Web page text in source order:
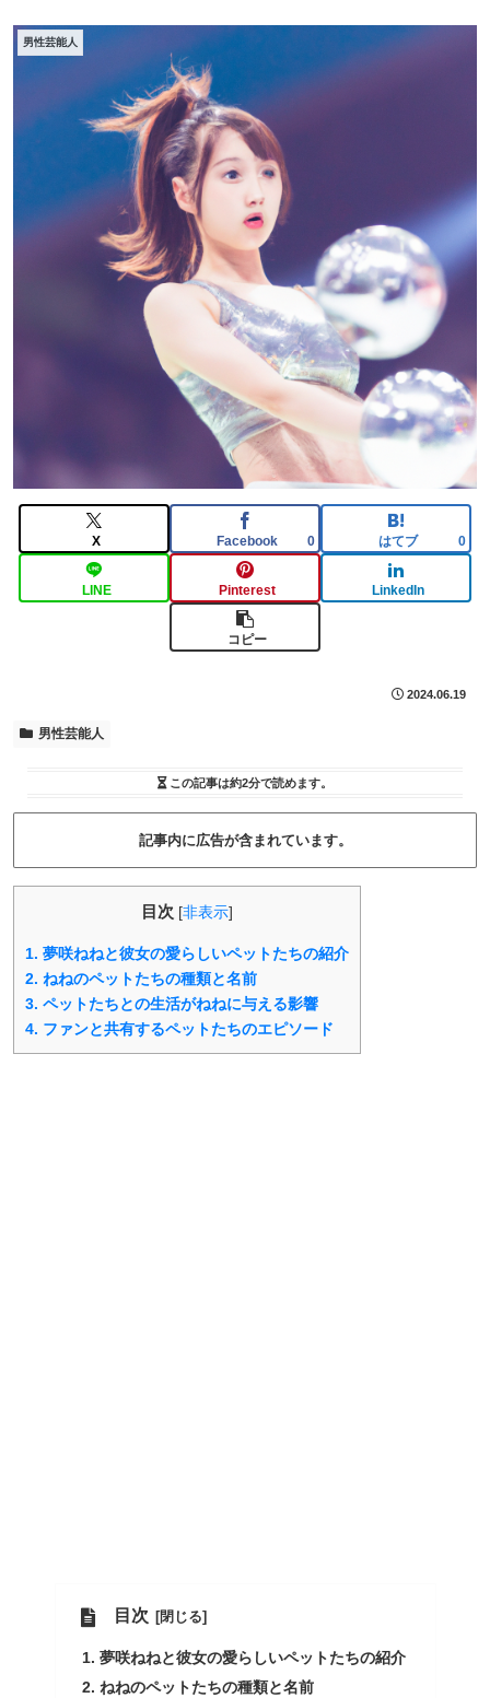
男性芸能人
X Facebook 0 はてブ 0
LINE Pinterest LinkedIn
コピー
2024.06.19
男性芸能人
この記事は約2分で読めます。
記事内に広告が含まれています。
目次 [非表示]
1. 夢咲ねねと彼女の愛らしいペットたちの紹介
2. ねねのペットたちの種類と名前
3. ペットたちとの生活がねねに与える影響
4. ファンと共有するペットたちのエピソード
目次
夢咲ねねと彼女の愛らしいペットたちの紹介
ねねのペットたちの種類と名前